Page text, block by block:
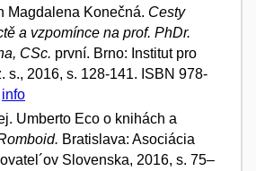
Magdalena Konečná. Cesty
a vzpomínce na prof. PhDr.
CSc. první. Brno: Institut pro
s., 2016, s. 128-141. ISBN 978-
info
Umberto Eco o knihách a
Bratislava: Asociácia
Slovenska, 2016, s. 75–